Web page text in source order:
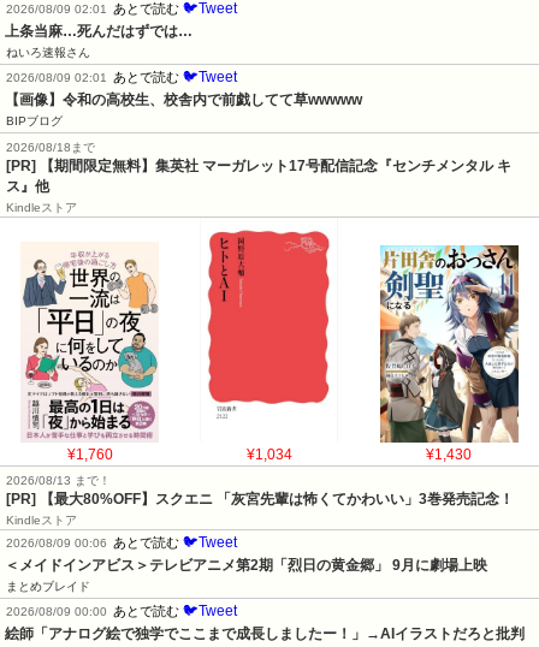
2026/08/09 02:01 あとで読む 🐦Tweet
上条当麻…死んだはずでは…
ねいろ速報さん
2026/08/09 02:01 あとで読む 🐦Tweet
【画像】令和の高校生、校舎内で前戯してて草wwwww
BIPブログ
2026/08/18まで
[PR] 【期間限定無料】集英社 マーガレット17号配信記念『センチメンタル キ
ス』他
Kindleストア
¥1,760 ¥1,034 ¥1,430
2026/08/13 まで！
[PR] 【最大80%OFF】スクエニ 「灰宮先輩は怖くてかわいい」3巻発売記念！
Kindleストア
2026/08/09 00:06
あとで読む 🐦Tweet
＜メイドインアビス＞テレビアニメ第2期「烈日の黄金郷」 9月に劇場上映
まとめブレイド
2026/08/09 00:00
あとで読む 🐦Tweet
絵師「アナログ絵で独学でここまで成長しましたー！」→AIイラストだろと批判